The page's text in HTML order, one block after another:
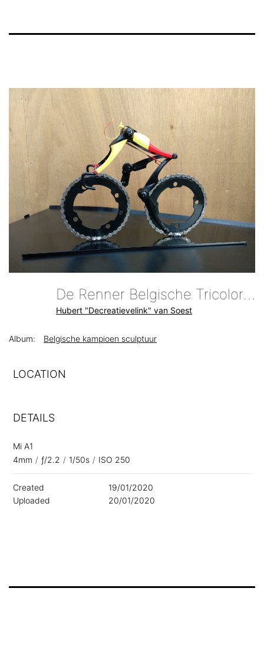
De Renner Belgische Tricolore Fietskunst Door Hubert Van Soest
Hubert "Decreatievelink" van Soest
Album: Belgische kampioen sculptuur
LOCATION
DETAILS
Mi A1
4mm / ƒ/2.2 / 1/50s / ISO 250
Created
19/01/2020
Uploaded
20/01/2020